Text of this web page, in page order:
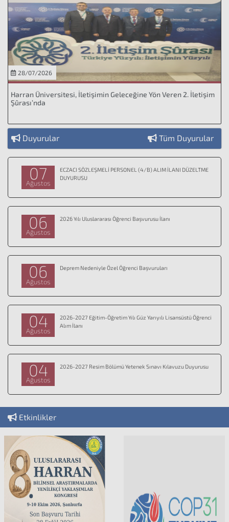
28/07/2026
Harran Üniversitesi, İletişimin Geleceğine Yön Veren 2. İletişim
Şûrası’nda
Duyurular Tüm Duyurular
07
Ağustos
ECZACI SÖZLEŞMELİ PERSONEL (4/B) ALIM İLANI DÜZELTME
DUYURUSU
06
Ağustos
2026 Yılı Uluslararası Öğrenci Başvurusu İlanı
06
Ağustos
Deprem Nedeniyle Özel Öğrenci Başvuruları
04
Ağustos
2026-2027 Eğitim-Öğretim Yılı Güz Yarıyılı Lisansüstü Öğrenci
Alım İlanı
04
Ağustos
2026-2027 Resim Bölümü Yetenek Sınavı Kılavuzu Duyurusu
Etkinlikler